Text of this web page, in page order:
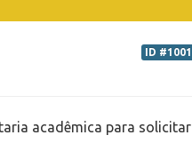
ID #1001
acadêmica para solicitar